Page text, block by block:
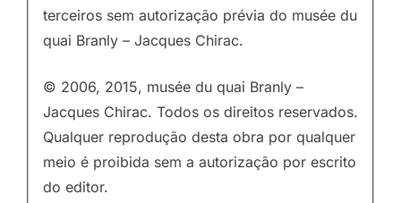
terceiros sem autorização prévia do musée du
quai Branly – Jacques Chirac.
© 2006, 2015, musée du quai Branly –
Jacques Chirac. Todos os direitos reservados.
Qualquer reprodução desta obra por qualquer
meio é proibida sem a autorização por escrito
do editor.